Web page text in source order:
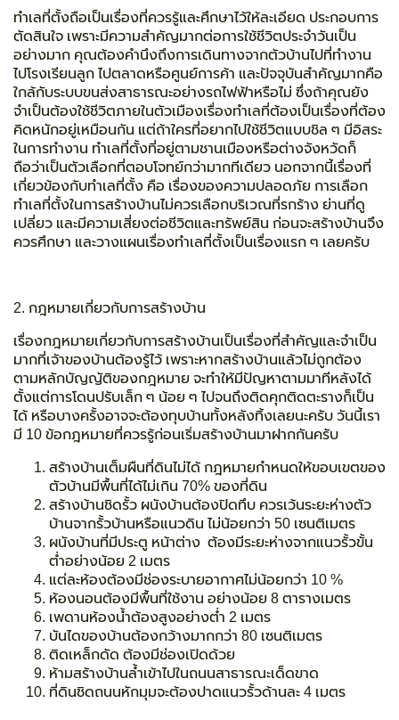
ทำเลที่ตั้งถือเป็นเรื่องที่ควรรู้และศึกษาไว้ให้ละเอียด ประกอบการ
ตัดสินใจ เพราะมีความสำคัญมากต่อการใช้ชีวิตประจำวันเป็น
อย่างมาก คุณต้องคำนึงถึงการเดินทางจากตัวบ้านไปที่ทำงาน
ไปโรงเรียนลูก ไปตลาดหรือศูนย์การค้า และปัจจุบันสำคัญมากคือ
ใกล้กับระบบขนส่งสาธารณะอย่างรถไฟฟ้าหรือไม่ ซึ่งถ้าคุณยัง
จำเป็นต้องใช้ชีวิตภายในตัวเมืองเรื่องทำเลที่ต้องเป็นเรื่องที่ต้อง
คิดหนักอยู่เหมือนกัน แต่ถ้าใครที่อยากไปใช้ชีวิตแบบชิล ๆ มีอิสระ
ในการทำงาน ทำเลที่ตั้งที่อยู่ตามชานเมืองหรือต่างจังหวัดก็
ถือว่าเป็นตัวเลือกที่ตอบโจทย์กว่ามากทีเดียว นอกจากนี้เรื่องที่
เกี่ยวข้องกับทำเลที่ตั้ง คือ เรื่องของความปลอดภัย การเลือก
ทำเลที่ตั้งในการสร้างบ้านไม่ควรเลือกบริเวณที่รกร้าง ย่านที่ดู
เปลี่ยว และมีความเสี่ยงต่อชีวิตและทรัพย์สิน ก่อนจะสร้างบ้านจึง
ควรศึกษา และวางแผนเรื่องทำเลที่ตั้งเป็นเรื่องแรก ๆ เลยครับ
2. กฎหมายเกี่ยวกับการสร้างบ้าน
เรื่องกฎหมายเกี่ยวกับการสร้างบ้านเป็นเรื่องที่สำคัญและจำเป็น
มากที่เจ้าของบ้านต้องรู้ไว้ เพราะหากสร้างบ้านแล้วไม่ถูกต้อง
ตามหลักบัญญัติของกฎหมาย จะทำให้มีปัญหาตามมาทีหลังได้
ตั้งแต่การโดนปรับเล็ก ๆ น้อย ๆ ไปจนถึงติดคุกติดตะรางก็เป็น
ได้ หรือบางครั้งอาจจะต้องทุบบ้านทั้งหลังทิ้งเลยนะครับ วันนี้เรา
มี 10 ข้อกฎหมายที่ควรรู้ก่อนเริ่มสร้างบ้านมาฝากกันครับ
สร้างบ้านเต็มผืนที่ดินไม่ได้ กฎหมายกำหนดให้ขอบเขตของ
ตัวบ้านมีพื้นที่ได้ไม่เกิน 70% ของที่ดิน
สร้างบ้านชิดรั้ว ผนังบ้านต้องปิดทึบ ควรเว้นระยะห่างตัว
บ้านจากรั้วบ้านหรือแนวดิน ไม่น้อยกว่า 50 เซนติเมตร
ผนังบ้านที่มีประตู หน้าต่าง ต้องมีระยะห่างจากแนวรั้วขั้น
ต่ำอย่างน้อย 2 เมตร
แต่ละห้องต้องมีช่องระบายอากาศไม่น้อยกว่า 10 %
ห้องนอนต้องมีพื้นที่ใช้งาน อย่างน้อย 8 ตารางเมตร
เพดานห้องน้ำต้องสูงอย่างต่ำ 2 เมตร
บันไดของบ้านต้องกว้างมากกว่า 80 เซนติเมตร
ติดเหล็กดัด ต้องมีช่องเปิดด้วย
ห้ามสร้างบ้านล้ำเข้าไปในถนนสาธารณะเด็ดขาด
ที่ดินชิดถนนหักมุมจะต้องปาดแนวรั้วด้านละ 4 เมตร